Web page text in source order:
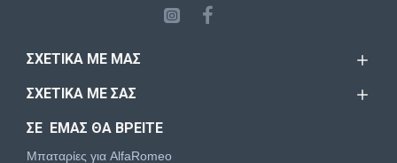
ΣΧΕΤΙΚΆ ΜΕ ΜΑΣ
ΣΧΕΤΙΚΆ ΜΕ ΣΑΣ
ΣΕ ΕΜΑΣ ΘΑ ΒΡΕΙΤΕ
Μπαταρίες για AlfaRomeo